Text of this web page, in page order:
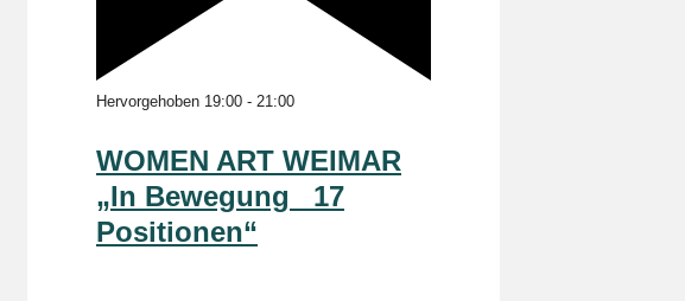
Hervorgehoben 19:00 - 21:00
WOMEN ART WEIMAR
„In Bewegung _17
Positionen“